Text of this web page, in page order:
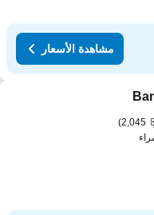
مشاهدة الأسعار
Add to
2,045